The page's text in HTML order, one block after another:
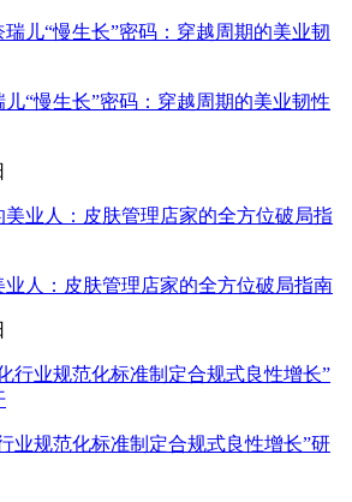
“慢生长”密码：穿越周期的美业韧性
业人：皮肤管理店家的全方位破局指南
业规范化标准制定合规式良性增长”研